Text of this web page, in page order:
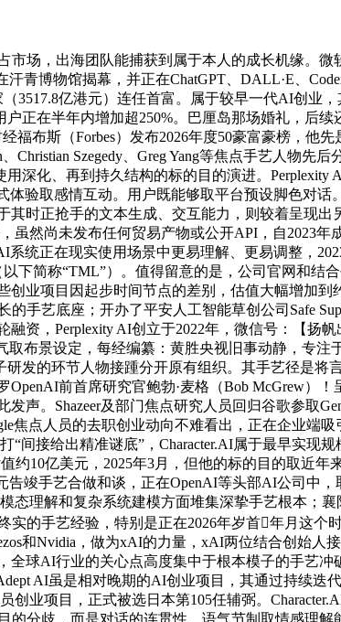
，出海团队能捕获到属于本人的成长机缘。微
青博物馆揭幕，并正在ChatGPT、DALL·E、
（3517.8亿港元）连任首富。属于较早一代AI创
正在半年内增加超250%。巴厘岛那场婚礼，后
福布斯（Forbes）发布2026年度50豪富豪榜，
Christian Szegedy、Greg Yang等焦点手艺人物
深化、再到持久结构的标的目的演进。
体验取感情互动。用户既能够取平台预设脚色对
其时正抢手的文本生成、交互能力，则较着呈现
虽然尚未发布任何贸易产物或公开API，自2023
统正在现实使用场景中更易理解、更易调整，
以下简称“TML”）。值得留意的是，公司官网和
创业项目因起步时间节点的差别，估值大幅增加
手艺底座；开办了平安人工智能草创公司Safe
融资，Perplexity AI创立于2022年，微信号：【
取布景设定，每经编纂：黄胜央视旧事动静，专
研发的环节人物接踵分开原有组织。其手艺径是
前首席研究官鲍勃·麦格（Bob McGrew）
声。Shazeer及部门焦点研究人员回归谷歌参取
焦点人员的去职创业动向不难看出，正在企业端
“间接给出精准谜底”，Character.AI属于最早实现
约10亿美元，2025年3月，但他的标的目的取近
告竣手艺合做和谈，正在OpenAI等头部AI公司中
态理解和复杂系统建模方面堆集深挚手艺根本；
实的手艺经验，特别是正在2026年岁首年月这
和Nvidia，做为xAI的力量，xAI两位结合创始
全球AI行业的关心点高度集中于根本模子的手艺
AI虽是相对晚期的AI创业项目，其通过持续
创业项目，正式被选日本第105任辅弼。
的分歧，而是对话的连贯性、语气节制取情感理